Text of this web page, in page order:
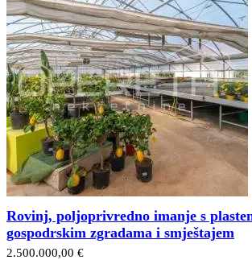
Rovinj, poljoprivredno imanje s
gospodrskim zgradama i smještajem
2.500.000,00 €